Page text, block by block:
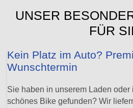
UNSER
FÜR
Kein Platz im Auto?
Wunschtermin
Sie haben in unserem Laden oder
schönes Bike gefunden? Wir